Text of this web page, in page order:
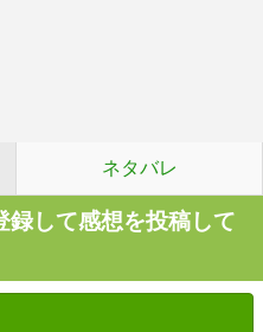
ネタバレ
録して感想を投稿して